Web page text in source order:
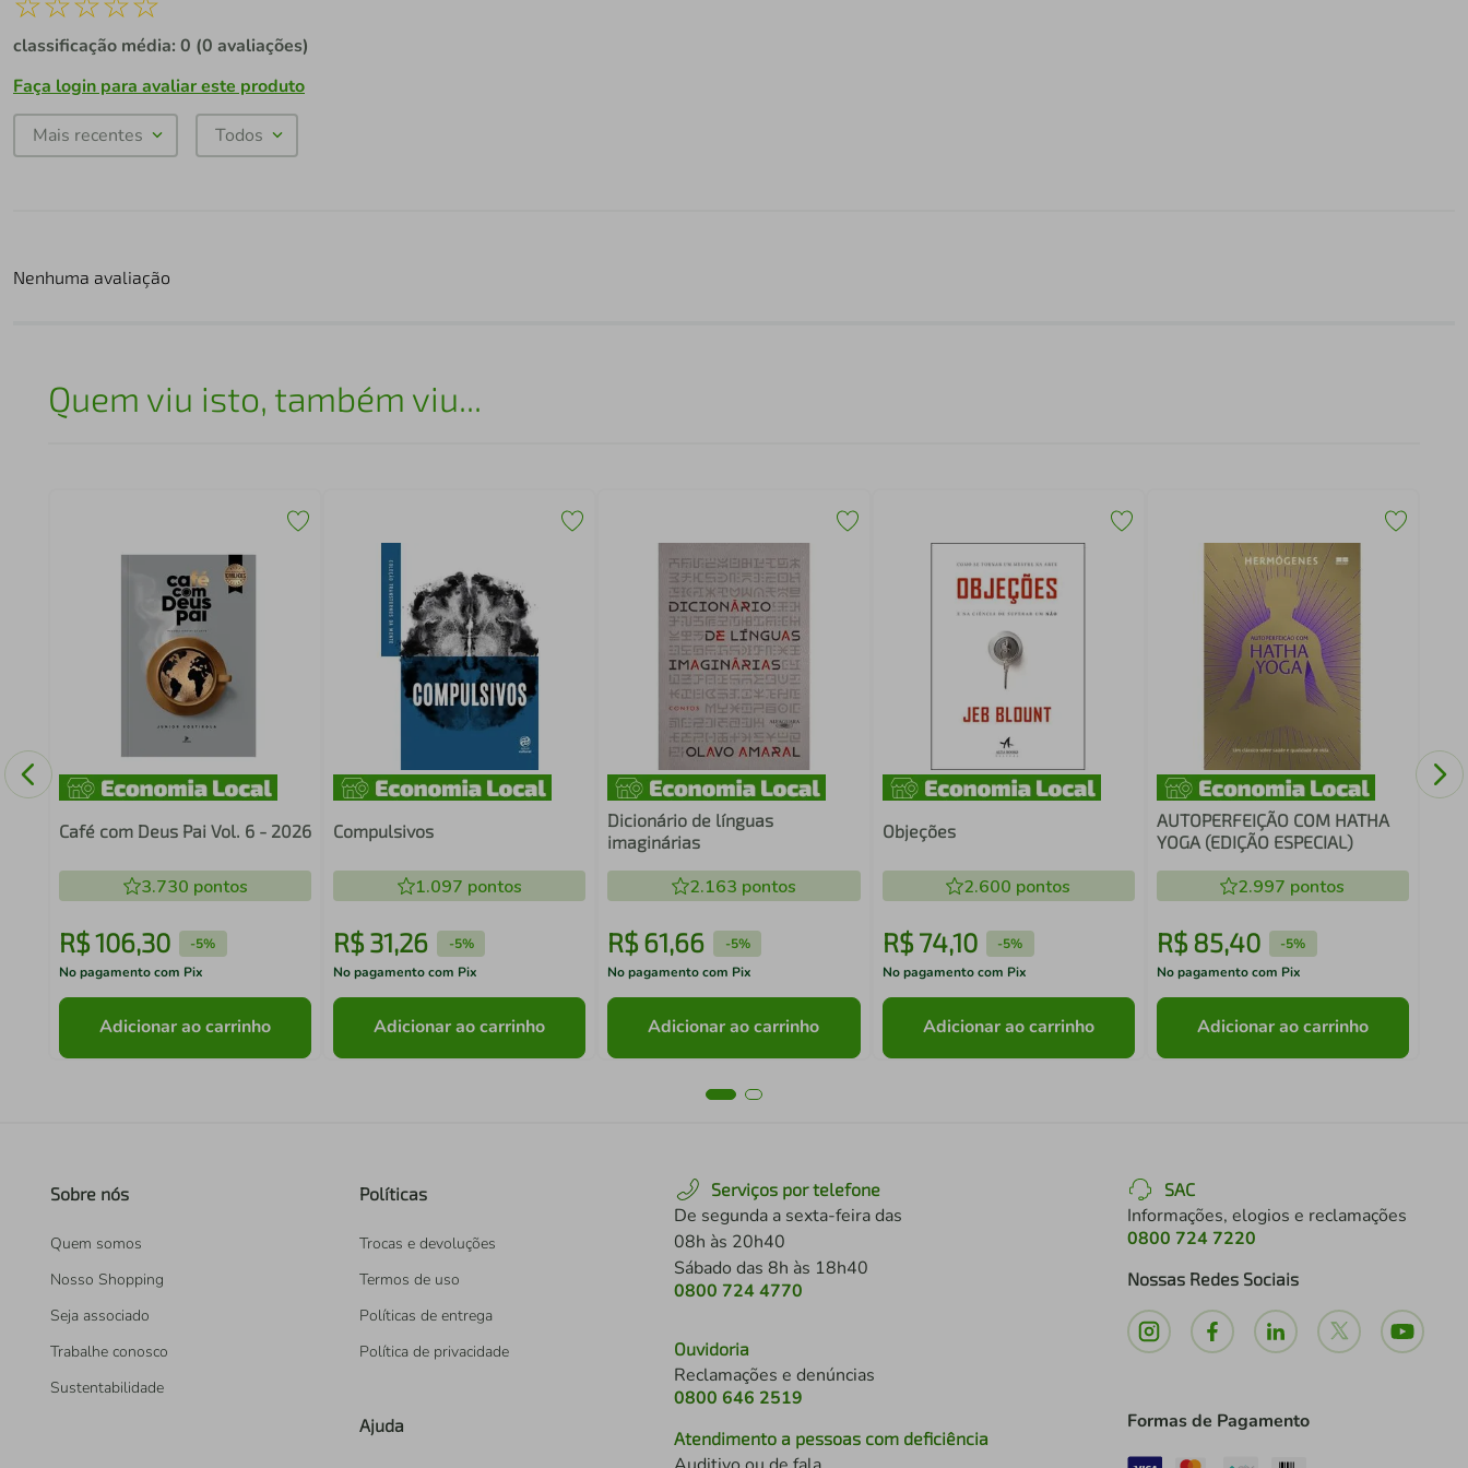
classificação média: 0 (0 avaliações)
Faça login para avaliar este produto
Mais recentes Todos
Nenhuma avaliação
Quem viu isto, também viu...
Café com Deus Pai Vol. 6 - 2026
3.730 pontos
R$106,30 -5%
No pagamento com Pix
Adicionar ao carrinho
Compulsivos
1.097 pontos
R$ 31,26 -5%
No pagamento com Pix
Adicionar ao carrinho
Dicionário de línguas
imaginárias
2.163 pontos
R$61,66 -5%
No pagamento com Pix
Adicionar ao carrinho
Objeções
2.600 pontos
R$ 74,10 -5%
No pagamento com Pix
Adicionar ao carrinho
AUTOPERFEIÇÃO COM HATHA
YOGA (EDIÇÃO ESPECIAL)
2.997 pontos
R$ 85,40 -5%
No pagamento com Pix
Adicionar ao carrinho
Sobre nós
Quem somos
Nosso Shopping
Seja associado
Trabalhe conosco
Sustentabilidade
Políticas
Trocas e devoluções
Termos de uso
Políticas de entrega
Política de privacidade
Ajuda
Serviços por telefone
De segunda a sexta-feira das
08h às 20h40
Sábado das 8h às 18h40
0800 724 4770
Ouvidoria
Reclamações e denúncias
0800 646 2519
Atendimento a pessoas com deficiência
SAC
Informações, elogios e reclamações
0800 724 7220
Nossas Redes Sociais
Formas de Pagamento